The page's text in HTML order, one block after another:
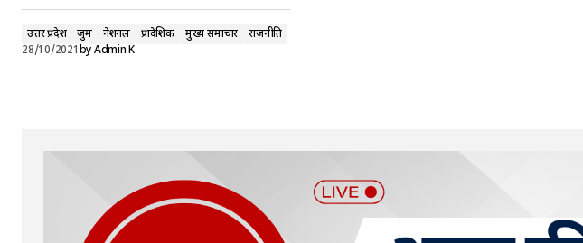
उत्तर प्रदेश जुर्म नेशनल प्रादेशिक मुख्य समाचार
राजनीति
28/10/2021byAdmin K